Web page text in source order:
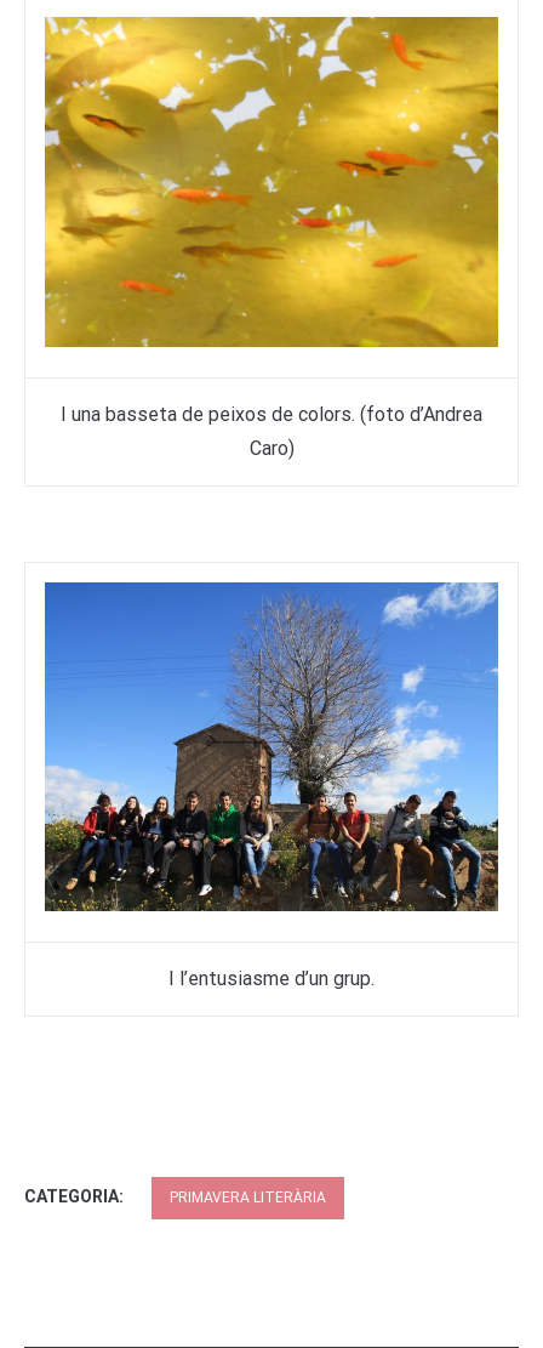
I una basseta de peixos de colors. (foto d’Andrea
Caro)
I l’entusiasme d’un grup.
CATEGORIA: PRIMAVERA LITERÀRIA